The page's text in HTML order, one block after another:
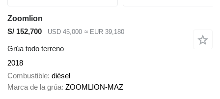
Zoomlion
S/ 152,700
USD 45,000 ≈ EUR 39,180
Grúa todo terreno
2018
Combustible diésel
Marca de la grúa ZOOMLION-MAZ